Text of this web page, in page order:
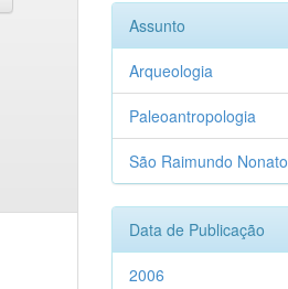
Assunto
Arqueologia
Paleoantropologia
São Raimundo Nonato
Data de Publicação
2006